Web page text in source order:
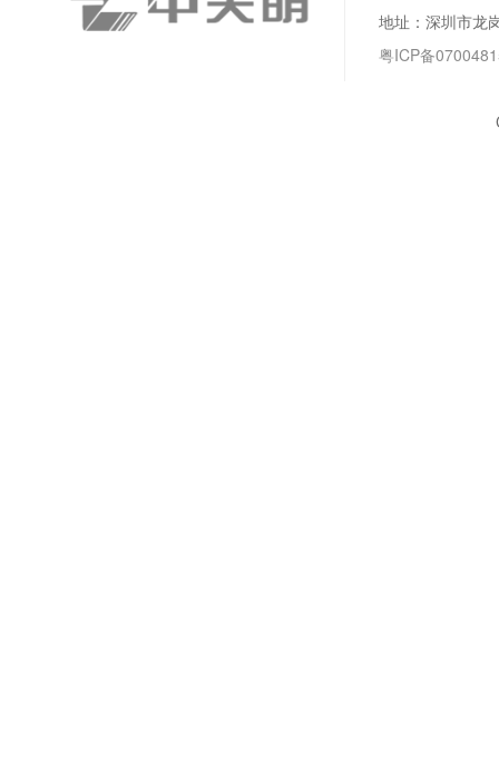
地址：深圳市龙
粤ICP备